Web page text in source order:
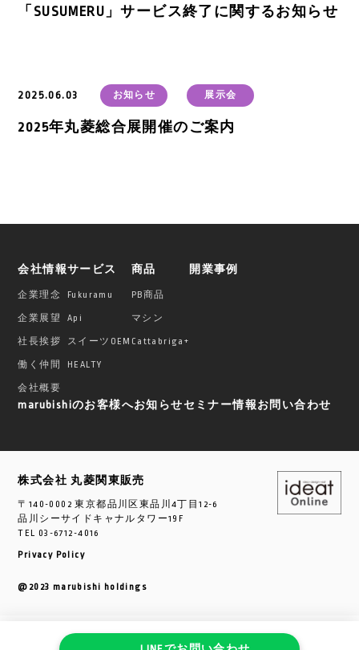
「SUSUMERU」サービス終了に関するお知らせ
2025.06.03 お知らせ 展示会
2025年丸菱総合展開催のご案内
会社情報
企業理念
企業展望
社長挨拶
働く仲間
会社概要
サービス
Fukuramu
Api
スイーツOEM
HEALTY
商品
PB商品
マシン
Cattabriga+
開業事例
marubishiのお客様へお知らせセミナー情報 お問い合わせ
株式会社 丸菱関東販売
〒140-0002 東京都品川区東品川4丁目12-6
品川シーサイドキャナルタワー19F
TEL 03-6712-4016
Privacy Policy
@2023 marubishi holdings